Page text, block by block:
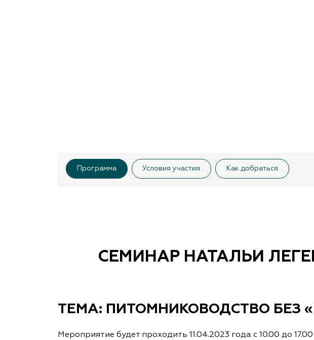
Программа Условия участия Как добраться
СЕМИНАР НАТАЛЬИ
ТЕМА: ПИТОМНИКОВОДСТВО БЕЗ
Мероприятие будет проходить 11.04.2023 года с 10.00 до 17.00